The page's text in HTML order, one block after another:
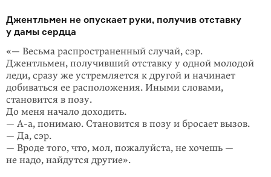
Джентльмен не опускает руки, получив отставку
у дамы сердца
«— Весьма распространенный случай, сэр.
Джентльмен, получивший отставку у одной молодой
леди, сразу же уст­ремляется к другой и начинает
добиваться ее расположения. Иными словами,
становится в позу.
До меня начало доходить.
— А-а, понимаю. Становится в позу и бросает вызов.
— Да, сэр.
— Вроде того, что, мол, пожалуйста, не хочешь —
не надо, найдутся другие».